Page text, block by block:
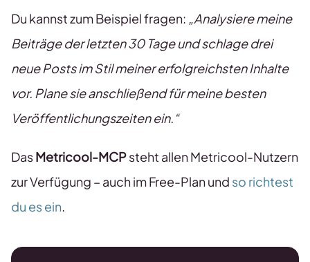
Du kannst zum Beispiel fragen: „Analysiere meine
Beiträge der letzten 30 Tage und schlage drei
neue Posts im Stil meiner erfolgreichsten Inhalte
vor. Plane sie anschließend für meine besten
Veröffentlichungszeiten ein.“
DasMetricool-MCPsteht allen Metricool-Nutzern
zur Verfügung – auch im Free-Plan und so richtest
du es ein.